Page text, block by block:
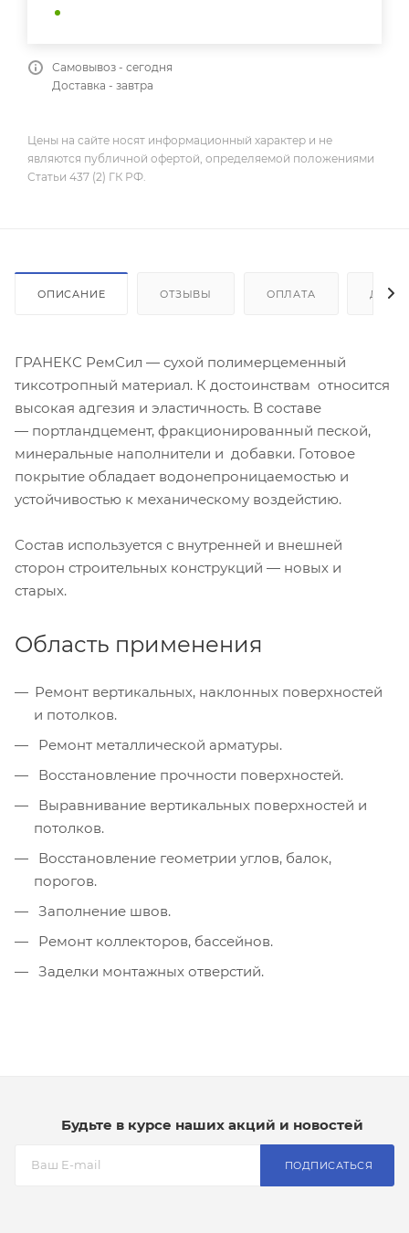
Самовывоз - сегодня
Доставка - завтра
Цены на сайте носят информационный характер и не
являются публичной офертой, определяемой положениями
Статьи 437 (2) ГК РФ.
ОПИСАНИЕ ОТЗЫВЫ ОПЛАТА
ГРАНЕКС РемСил — сухой полимерцеменный
тиксотропный материал. К достоинствам относится
высокая адгезия и эластичность. В составе
— портландцемент, фракционированный пеской,
минеральные наполнители и добавки. Готовое
покрытие обладает водонепроницаемостью и
устойчивостью к механическому воздейстию.
Состав используется с внутренней и внешней
сторон строительных конструкций — новых и
старых.
Область применения
Ремонт вертикальных, наклонных поверхностей
и потолков.
Ремонт металлической арматуры.
Восстановление прочности поверхностей.
Выравнивание вертикальных поверхностей и
потолков.
Восстановление геометрии углов, балок,
порогов.
Заполнение швов.
Ремонт коллекторов, бассейнов.
Заделки монтажных отверстий.
Будьте в курсе наших акций и новостей
ПОДПИСАТЬСЯ